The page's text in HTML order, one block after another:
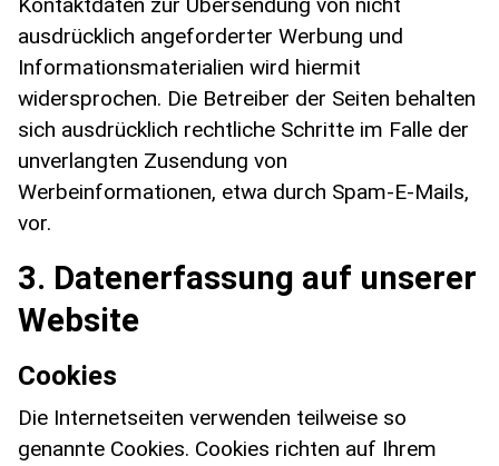
ausdrücklich angeforderter Werbung und
Informationsmaterialien wird hiermit
widersprochen. Die Betreiber der Seiten behalten
sich ausdrücklich rechtliche Schritte im Falle der
unverlangten Zusendung von
Werbeinformationen, etwa durch Spam-E-Mails,
vor.
3. Datenerfassung auf unserer
Website
Cookies
Die Internetseiten verwenden teilweise so
genannte Cookies. Cookies richten auf Ihrem